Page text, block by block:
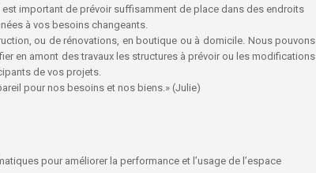
important de prévoir suffisamment de place dans des endroits
à vos besoins changeants.
ou de rénovations, en boutique ou à domicile. Nous pouvons
en amont des travaux les structures à prévoir ou les modifications
de vos projets.
pour nos besoins et nos biens.» (Julie)
pour améliorer la performance et l’usage de l’espace